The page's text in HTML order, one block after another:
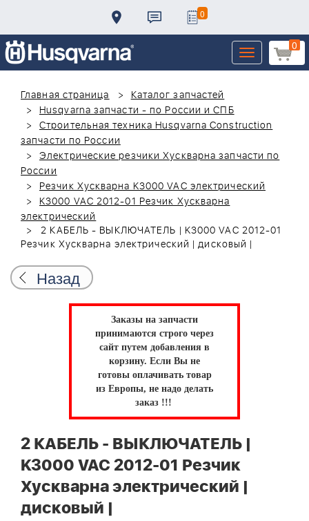
0
0
Toggle
navigation
Главная страница
Каталог запчастей
Husqvarna запчасти - по России и СПБ
Строительная техника Husqvarna Construction
запчасти по России
Электрические резчики Хускварна запчасти по
России
Резчик Хускварна K3000 VAC электрический
K3000 VAC 2012-01 Резчик Хускварна
электрический
2 КАБЕЛЬ - ВЫКЛЮЧАТЕЛЬ | K3000 VAC 2012-01
Резчик Хускварна электрический | дисковый |
Назад
Заказы на запчасти
принимаются строго через
сайт путем добавления в
корзину. Если Вы не
готовы оплачивать товар
из Европы, не надо делать
заказ !!!
2 КАБЕЛЬ - ВЫКЛЮЧАТЕЛЬ |
K3000 VAC 2012-01 Резчик
Хускварна электрический |
дисковый |